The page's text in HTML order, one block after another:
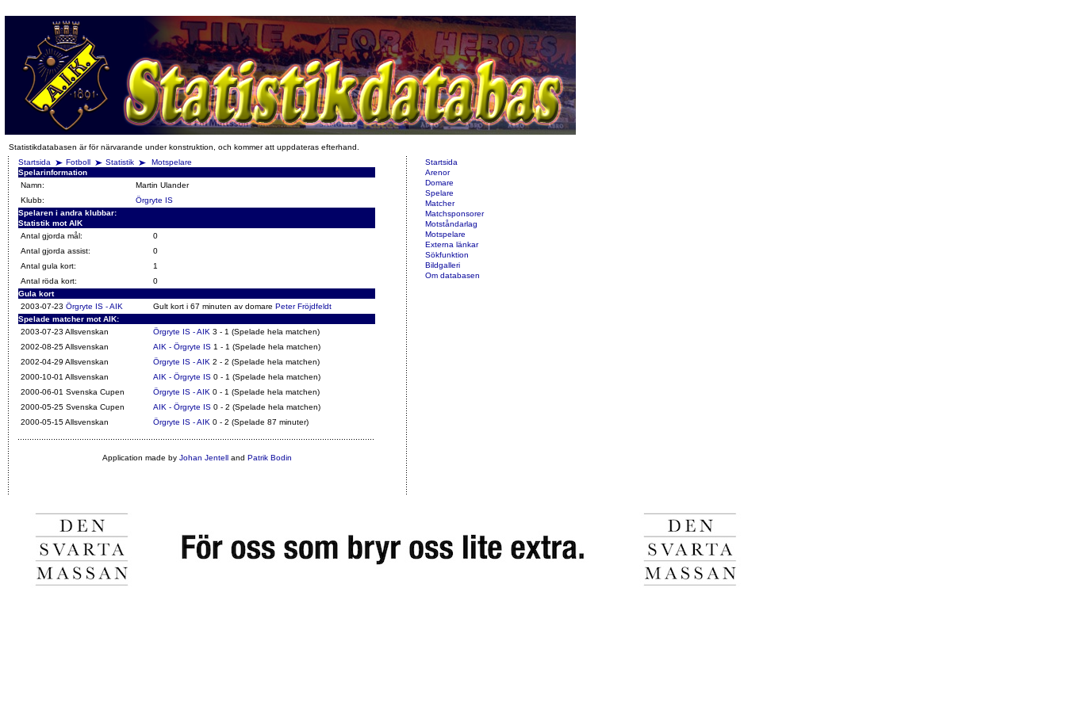
Statistikdatabasen är för närvarande under konstruktion, och kommer att uppdateras efterhand.
Startsida
Fotboll Statistik
Motspelare
Spelarinformation
Namn:
Martin Ulander
Klubb:
Örgryte IS
Spelaren i andra klubbar:
Statistik mot AIK
Antal gjorda mål:
0
Antal gjorda assist:
0
Antal gula kort:
1
Antal röda kort:
0
Gula kort
2003-07-23 Örgryte IS - AIK Gult kort i 67 minuten av domare Peter Fröjdfeldt
Spelade matcher mot AIK:
2003-07-23 Allsvenskan
Örgryte IS - AIK 3 - 1 (Spelade hela matchen)
2002-08-25 Allsvenskan
AIK - Örgryte IS 1 - 1 (Spelade hela matchen)
2002-04-29 Allsvenskan
Örgryte IS - AIK 2 - 2 (Spelade hela matchen)
2000-10-01 Allsvenskan
AIK - Örgryte IS 0 - 1 (Spelade hela matchen)
2000-06-01 Svenska Cupen
Örgryte IS - AIK 0 - 1 (Spelade hela matchen)
2000-05-25 Svenska Cupen
AIK - Örgryte IS 0 - 2 (Spelade hela matchen)
2000-05-15 Allsvenskan
Örgryte IS - AIK 0 - 2 (Spelade 87 minuter)
Application made by Johan Jentelland Patrik Bodin
Startsida
Arenor
Domare
Spelare
Matcher
Matchsponsorer
Motståndarlag
Motspelare
Externa länkar
Sökfunktion
Bildgalleri
Om databasen